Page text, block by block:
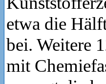
etwa die
bei. Weitere
mit